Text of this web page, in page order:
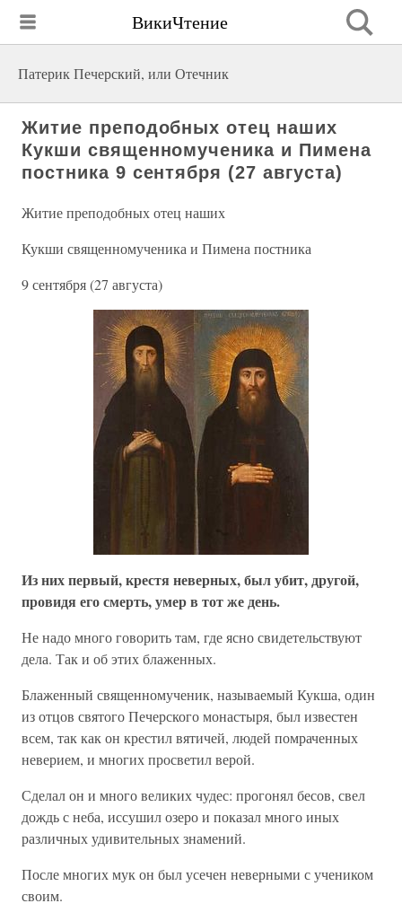
ВикиЧтение
Патерик Печерский, или Отечник
Житие преподобных отец наших
Кукши священномученика и Пимена
постника 9 сентября (27 августа)
Житие преподобных отец наших
Кукши священномученика и Пимена постника
9 сентября (27 августа)
Из них первый, крестя неверных, был убит, другой,
провидя его смерть, умер в тот же день.
Не надо много говорить там, где ясно свидетельствуют
дела. Так и об этих блаженных.
Блаженный священномученик, называемый Кукша, один
из отцов святого Печерского монастыря, был известен
всем, так как он крестил вятичей, людей помраченных
неверием, и многих просветил верой.
Сделал он и много великих чудес: прогонял бесов, свел
дождь с неба, иссушил озеро и показал много иных
различных удивительных знамений.
После многих мук он был усечен неверными с учеником
своим.